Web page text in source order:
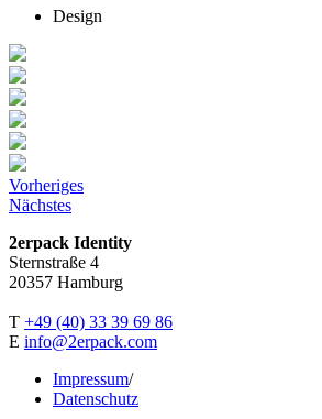
Design
Vorheriges
Nächstes
2erpack Identity
Sternstraße 4
20357 Hamburg
T +49 (40) 33 39 69 86
E info@2erpack.com
Impressum/
Datenschutz